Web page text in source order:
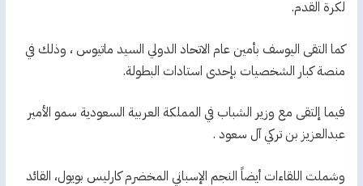
لكرة القدم.
كما التقى اليوسف بأمين عام الاتحاد الدولي السيد ماتيوس ، وذلك في
منصة كبار الشخصيات بإحدى استادات البطولة.
فيما إلتقى مع وزير الشباب في المملكة العربية السعودية سمو الأمير
عبدالعزيز بن تركي آل سعود .
وشملت اللقاءات أيضاً النجم الإسباني المخضرم كارليس بويول، القائد